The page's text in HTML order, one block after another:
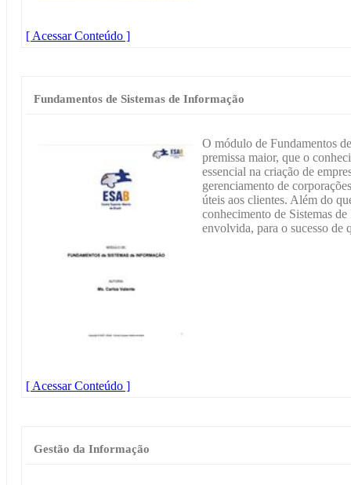
[ Acessar Conteúdo ]
Fundamentos de Sistemas de Informação
O módulo de Fundamentos
premissa maior, que o
essencial na criação de
gerenciamento de
úteis aos clientes. Além do
conhecimento de Sistemas
envolvida, para o sucesso
[ Acessar Conteúdo ]
Gestão da Informação